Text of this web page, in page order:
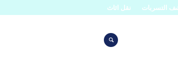
التسربات نقل اثاث